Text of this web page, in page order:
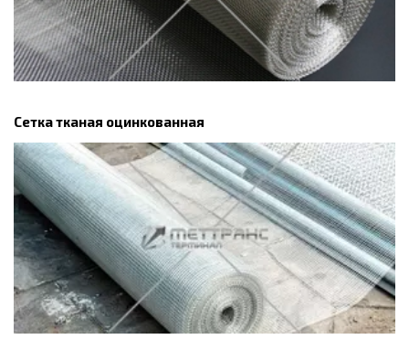
Сетка тканая оцинкованная